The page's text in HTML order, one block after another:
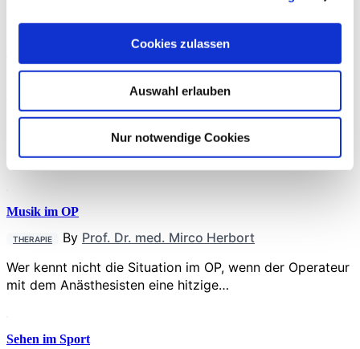
Cookies zulassen
Auswahl erlauben
Nur notwendige Cookies
Yoga in der Krebsbehandlung
By Constanze Handmann,Prof. Dr. Freerk T.
Mind-Body-Exercises (MBE) – darunter Yoga, Tai Chi,
Qigong oder Pilates – gewinnen zunehmend an
Bedeutung in…
Musik im OP
THERAPIE By Prof. Dr. med. Mirco Herbort
Wer kennt nicht die Situation im OP, wenn der Operateur
mit dem Anästhesisten eine hitzige…
Sehen im Sport